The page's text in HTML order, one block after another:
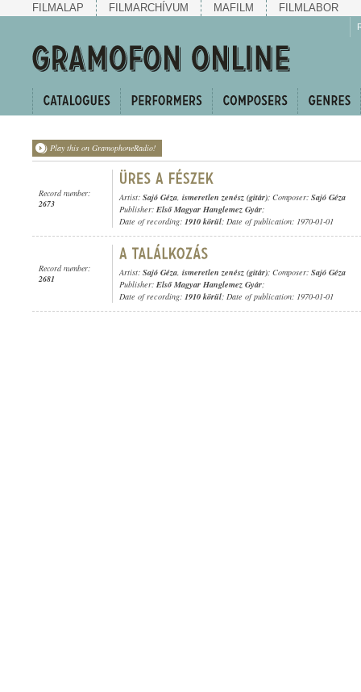
FILMALAP FILMARCHÍVUM MAFILM FILMLABOR
Play this on GramophoneRadio!
Record number:
2673
Artist: Sajó Géza, ismeretlen zenész (gitár); Composer: Sajó Géza
Publisher: Első Magyar Hanglemez Gyár;
Date of recording: 1910 körül; Date of publication: 1970-01-01
Record number:
2681
Artist: Sajó Géza, ismeretlen zenész (gitár); Composer: Sajó Géza
Publisher: Első Magyar Hanglemez Gyár;
Date of recording: 1910 körül; Date of publication: 1970-01-01